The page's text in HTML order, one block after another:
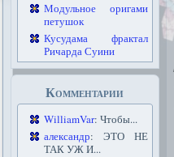
Модульное оригами
петушок
Кусудама фрактал
Ричарда Суини
Комментарии
WilliamVar: Чтобы...
александр: ЭТО НЕ
ТАК УЖ И...